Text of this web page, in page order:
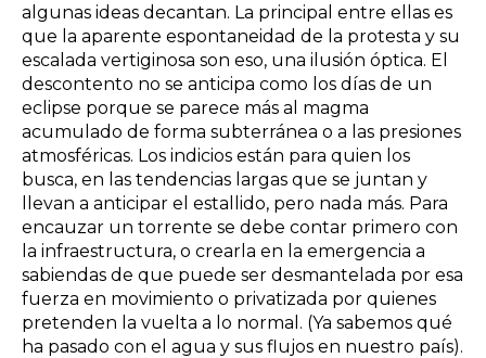
algunas ideas decantan. La principal entre ellas es
que la aparente espontaneidad de la protesta y su
escalada vertiginosa son eso, una ilusión óptica. El
descontento no se anticipa como los días de un
eclipse porque se parece más al magma
acumulado de forma subterránea o a las presiones
atmosféricas. Los indicios están para quien los
busca, en las tendencias largas que se juntan y
llevan a anticipar el estallido, pero nada más. Para
encauzar un torrente se debe contar primero con
la infraestructura, o crearla en la emergencia a
sabiendas de que puede ser desmantelada por esa
fuerza en movimiento o privatizada por quienes
pretenden la vuelta a lo normal. (Ya sabemos qué
ha pasado con el agua y sus flujos en nuestro país).